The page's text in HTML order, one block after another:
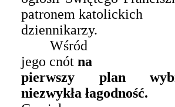
patronem katolickich
dziennikarzy.
Wśród
jego cnótna
pierwszy plan
niezwykła łagodność.